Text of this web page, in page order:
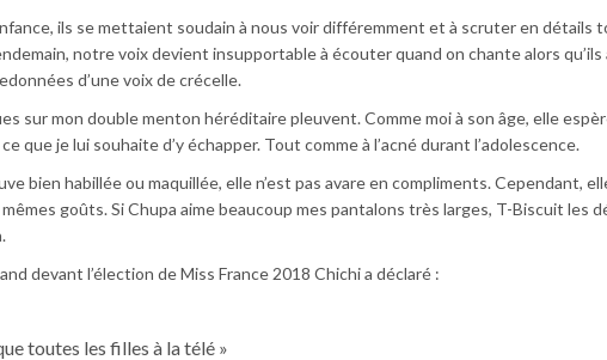
ils se mettaient soudain à nous voir différemment et à scruter en détails
notre voix devient insupportable à écouter quand on chante alors
d’une voix de crécelle.
sur mon double menton héréditaire pleuvent. Comme moi à son âge, elle
ce que je lui souhaite d’y échapper. Tout comme à l’acné durant l’adolescence.
bien habillée ou maquillée, elle n’est pas avare en compliments. Cependant,
goûts. Si Chupa aime beaucoup mes pantalons très larges, T-Biscuit les
devant l’élection de Miss France 2018 Chichi a déclaré :
toutes les filles à la télé »